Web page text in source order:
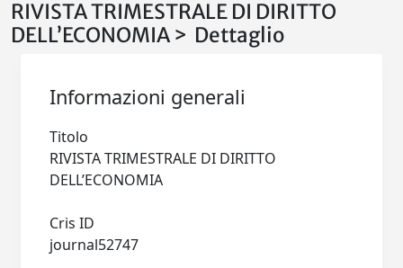
RIVISTA TRIMESTRALE DI DIRITTO
DELL’ECONOMIA > Dettaglio
Informazioni generali
Titolo
RIVISTA TRIMESTRALE DI DIRITTO
Cris ID